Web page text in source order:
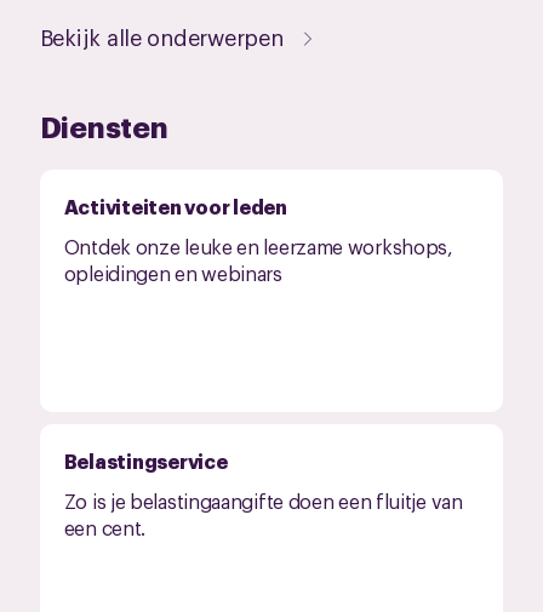
Bekijk alle onderwerpen
Diensten
Activiteiten voor leden
Ontdek onze leuke en leerzame workshops,
opleidingen en webinars
Belastingservice
Zo is je belastingaangifte doen een fluitje van
een cent.